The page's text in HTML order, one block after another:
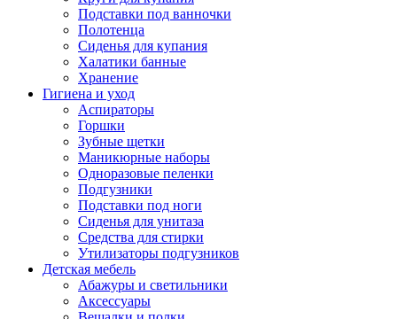
Подставки под ванночки
Полотенца
Сиденья для купания
Халатики банные
Хранение
Гигиена и уход
Аспираторы
Горшки
Зубные щетки
Маникюрные наборы
Одноразовые пеленки
Подгузники
Подставки под ноги
Сиденья для унитаза
Средства для стирки
Утилизаторы подгузников
Детская мебель
Абажуры и светильники
Аксессуары